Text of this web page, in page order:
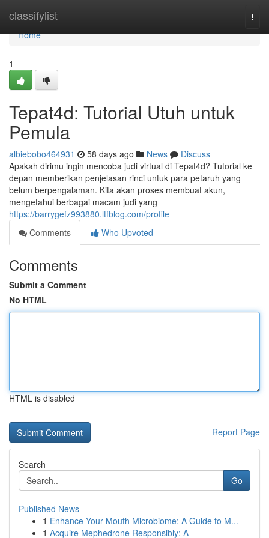
classifylist
Home
Home
1
Tepat4d: Tutorial Utuh untuk
Pemula
albiebobo464931 58 days ago News
Discuss
Apakah dirimu ingin mencoba judi virtual di Tepat4d? Tutorial ke
depan memberikan penjelasan rinci untuk para petaruh yang
belum berpengalaman. Kita akan proses membuat akun,
mengetahui berbagai macam judi yang
https://barrygefz993880.ltfblog.com/profile
Comments
Who Upvoted
Comments
Submit a Comment
No HTML
HTML is disabled
Report Page
Search
Go
Published News
1 Enhance Your Mouth Microbiome: A Guide to M...
1 Acquire Mephedrone Responsibly: A